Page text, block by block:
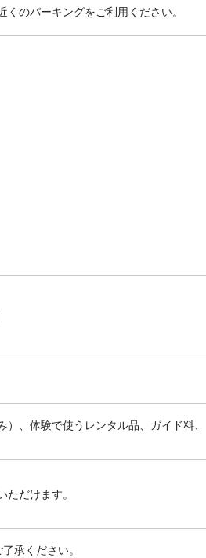
のパーキングをご利用ください。
、体験で使うレンタル品、ガイド料、
だけます。
承ください。